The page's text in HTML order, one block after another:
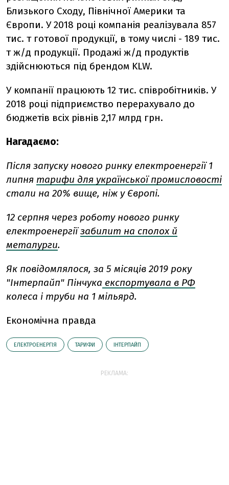
Близького Сходу, Північної Америки та
Європи. У 2018 році компанія реалізувала 857
тис. т готової продукції, в тому числі - 189 тис.
т ж/д продукції. Продажі ж/д продуктів
здійснюються під брендом KLW.
У компанії працюють 12 тис. співробітників. У
2018 році підприємство перерахувало до
бюджетів всіх рівнів 2,17 млрд грн.
Нагадаємо:
Після запуску нового ринку електроенергiї 1
липня тарифи для української промисловості
стали на 20% вище, ніж у Європі.
12 серпня через роботу нового ринку
електроенергіїзабилит на сполох й
металурги.
Як повідомлялося, за 5 місяців 2019 року
"Інтерпайп" Пінчука експортувала в РФ
колеса і труби на 1 мільярд.
Економічна правда
ЕЛЕКТРОЕНЕРГІЯ ТАРИФИ ІНТЕРПАЙП
РЕКЛАМА: